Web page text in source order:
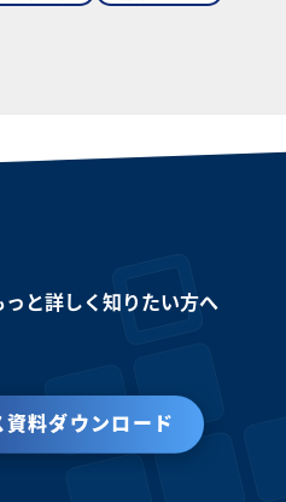
と詳しく知りたい方へ
料ダウンロード